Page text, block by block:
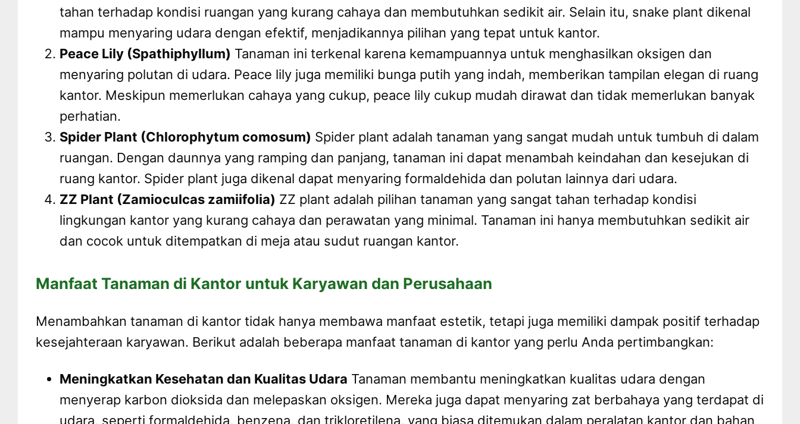
tahan terhadap kondisi ruangan yang kurang cahaya dan membutuhkan sedikit air. Selain itu, snake plant dikenal
mampu menyaring udara dengan efektif, menjadikannya pilihan yang tepat untuk kantor.
Peace Lily (Spathiphyllum) Tanaman ini terkenal karena kemampuannya untuk menghasilkan oksigen dan
menyaring polutan di udara. Peace lily juga memiliki bunga putih yang indah, memberikan tampilan elegan di ruang
kantor. Meskipun memerlukan cahaya yang cukup, peace lily cukup mudah dirawat dan tidak memerlukan banyak
perhatian.
Spider Plant (Chlorophytum comosum) Spider plant adalah tanaman yang sangat mudah untuk tumbuh di dalam
ruangan. Dengan daunnya yang ramping dan panjang, tanaman ini dapat menambah keindahan dan kesejukan di
ruang kantor. Spider plant juga dikenal dapat menyaring formaldehida dan polutan lainnya dari udara.
ZZ Plant (Zamioculcas zamiifolia) ZZ plant adalah pilihan tanaman yang sangat tahan terhadap kondisi
lingkungan kantor yang kurang cahaya dan perawatan yang minimal. Tanaman ini hanya membutuhkan sedikit air
dan cocok untuk ditempatkan di meja atau sudut ruangan kantor.
Manfaat Tanaman di Kantor untuk Karyawan dan Perusahaan
Menambahkan tanaman di kantor tidak hanya membawa manfaat estetik, tetapi juga memiliki dampak positif terhadap
kesejahteraan karyawan. Berikut adalah beberapa manfaat tanaman di kantor yang perlu Anda pertimbangkan:
Meningkatkan Kesehatan dan Kualitas Udara Tanaman membantu meningkatkan kualitas udara dengan
menyerap karbon dioksida dan melepaskan oksigen. Mereka juga dapat menyaring zat berbahaya yang terdapat di
udara, seperti formaldehida, benzena, dan trikloretilena, yang biasa ditemukan dalam peralatan kantor dan bahan